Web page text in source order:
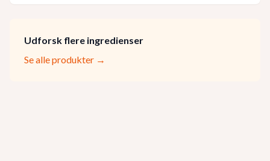
Udforsk flere ingredienser
Se alle produkter →